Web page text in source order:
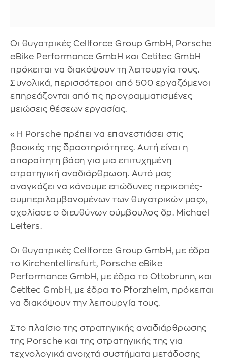
Οι θυγατρικές Cellforce Group GmbH, Porsche
eBike Performance GmbH και Cetitec GmbH
πρόκειται να διακόψουν τη λειτουργία τους.
Συνολικά, περισσότεροι από 500 εργαζόμενοι
επηρεάζονται από τις προγραμματισμένες
μειώσεις θέσεων εργασίας.
«Η Porsche πρέπει να επανεστιάσει στις
βασικές της δραστηριότητες. Αυτή είναι η
απαραίτητη βάση για μια επιτυχημένη
στρατηγική αναδιάρθρωση. Αυτό μας
αναγκάζει να κάνουμε επώδυνες περικοπές-
συμπεριλαμβανομένων των θυγατρικών μας»,
σχολίασε ο διευθύνων σύμβουλος δρ. Michael
Leiters.
Οι θυγατρικές Cellforce Group GmbH, με έδρα
το Kirchentellinsfurt, Porsche eBike
Performance GmbH, με έδρα το Ottobrunn, και
Cetitec GmbH, με έδρα το Pforzheim, πρόκειται
να διακόψουν την λειτουργία τους.
Στο πλαίσιο της στρατηγικής αναδιάρθρωσης
της Porsche και της στρατηγικής της για
τεχνολογικά ανοιχτά συστήματα μετάδοσης